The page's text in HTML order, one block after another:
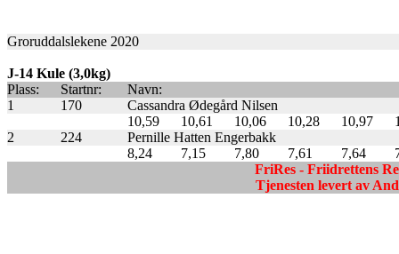
Groruddalslekene 2020
J-14 Kule (3,0kg)
Plass:
Startnr:
Navn:
1
170
Cassandra Ødegård Nilsen
10,59
10,61 10,06 10,28 10,97
2
224
Pernille Hatten Engerbakk
8,24
7,15 7,80 7,61 7,64
FriRes - Friidrettens
Tjenesten levert av